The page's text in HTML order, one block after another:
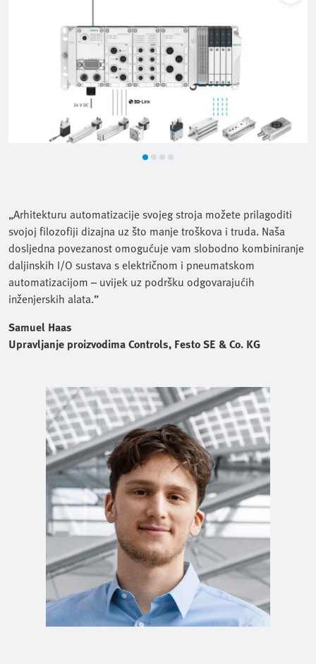
„Arhitekturu automatizacije svojeg stroja možete prilagoditi
svojoj filozofiji dizajna uz što manje troškova i truda. Naša
dosljedna povezanost omogućuje vam slobodno kombiniranje
daljinskih I/O sustava s električnom i pneumatskom
automatizacijom – uvijek uz podršku odgovarajućih
inženjerskih alata.”
Samuel Haas
Upravljanje proizvodima Controls, Festo SE & Co. KG